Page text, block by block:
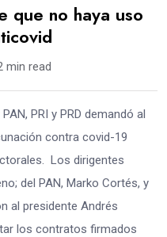
que no haya uso
min read
PRI y PRD demandó al
contra covid-19
Los dirigentes
del PAN, Marko Cortés, y
al presidente Andrés
los contratos firmados